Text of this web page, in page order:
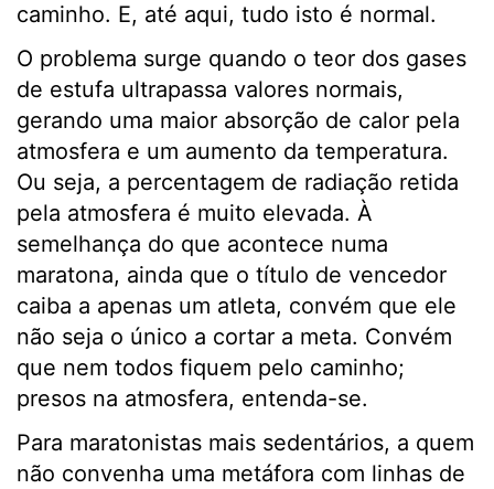
caminho. E, até aqui, tudo isto é normal.
O problema surge quando o teor dos gases
de estufa ultrapassa valores normais,
gerando uma maior absorção de calor pela
atmosfera e um aumento da temperatura.
Ou seja, a percentagem de radiação retida
pela atmosfera é muito elevada. À
semelhança do que acontece numa
maratona, ainda que o título de vencedor
caiba a apenas um atleta, convém que ele
não seja o único a cortar a meta. Convém
que nem todos fiquem pelo caminho;
presos na atmosfera, entenda-se.
Para maratonistas mais sedentários, a quem
não convenha uma metáfora com linhas de